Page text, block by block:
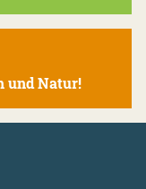
und Natur!
scrollen